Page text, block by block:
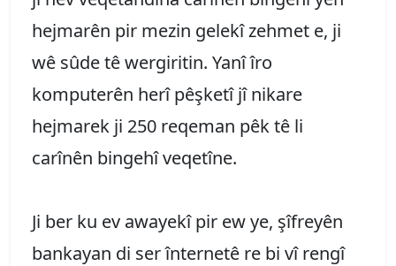
hejmarên pir mezin gelekî zehmet e, ji
wê sûde tê wergiritin. Yanî îro
komputerên herî pêşketî jî nikare
hejmarek ji 250 reqeman pêk tê li
carînên bingehî veqetîne.
Ji ber ku ev awayekî pir ew ye, şîfreyên
bankayan di ser înternetê re bi vî rengî